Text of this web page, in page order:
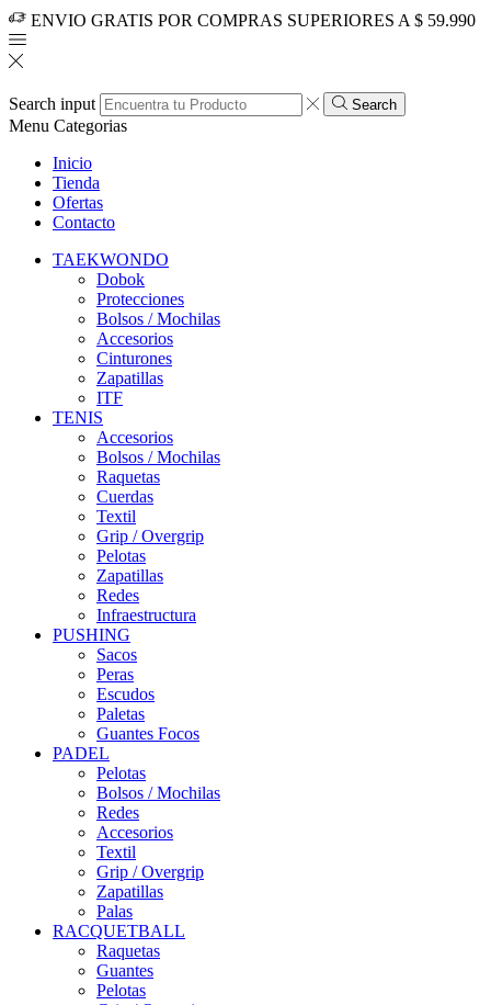
ENVIO GRATIS POR COMPRAS SUPERIORES A $ 59.990
Search input Search
Menu Categorias
Inicio
Tienda
Ofertas
Contacto
TAEKWONDO
Dobok
Protecciones
Bolsos / Mochilas
Accesorios
Cinturones
Zapatillas
ITF
TENIS
Accesorios
Bolsos / Mochilas
Raquetas
Cuerdas
Textil
Grip / Overgrip
Pelotas
Zapatillas
Redes
Infraestructura
PUSHING
Sacos
Peras
Escudos
Paletas
Guantes Focos
PADEL
Pelotas
Bolsos / Mochilas
Redes
Accesorios
Textil
Grip / Overgrip
Zapatillas
Palas
RACQUETBALL
Raquetas
Guantes
Pelotas